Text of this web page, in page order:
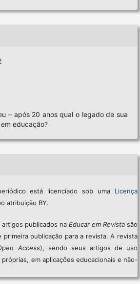
– após 20 anos qual o legado de sua
educação?
está licenciado sob uma Licença
atribuição BY.
artigos publicados naEducar em Revista são
publicação para a revista. A revista
Access), sendo seus artigos de uso
em aplicações educacionais e não-